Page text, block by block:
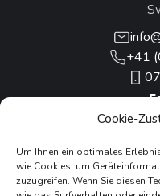
Cookie-
Um Ihnen ein optimales
wie Cookies, um
zuzugreifen. Wenn Sie diesen
+41
Unsere